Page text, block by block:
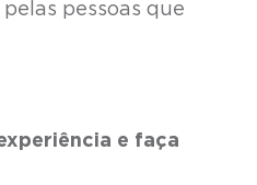
pessoas que
e faça